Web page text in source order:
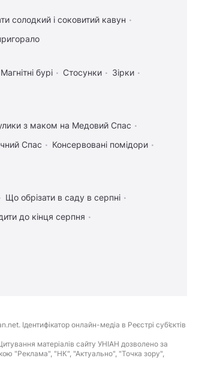
солодкий і соковитий кавун
Магнітні бурі Стосунки
Зірки
з маком на Медовий Спас
Спас
Консервовані помідори
Що обрізати в саду в серпні
до кінця серпня
Ідентифікатор онлайн-медіа в Реєстрі суб’єктів
матеріалів сайту УНІАН дозволено за
"Реклама", "НК", "Актуально", "Точка зору",